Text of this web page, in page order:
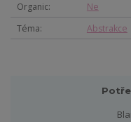
Organic
Ne
Téma
Abstrakce